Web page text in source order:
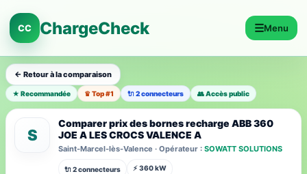
CC ChargeCheck ☰Menu
← Retour à la comparaison
★ Recommandée ♛ Top #1 🔌 2 connecteurs 👥 Accès public
S
Comparer prix des bornes recharge ABB 360
JOE A LES CROCS VALENCE A
Saint-Marcel-lès-Valence · Opérateur : SOWATT SOLUTIONS
🔌 2 connecteurs ⚡ 360 kW